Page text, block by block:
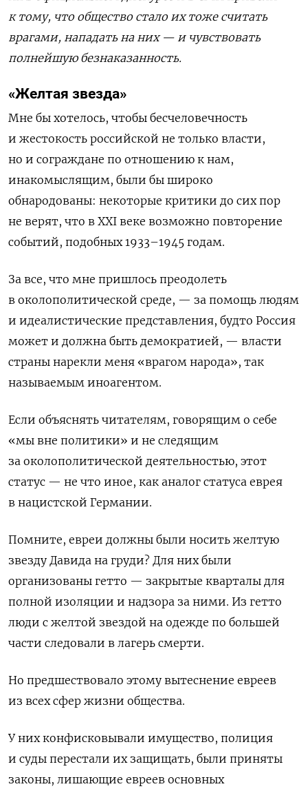
к тому, что общество стало их тоже считать
врагами, нападать на них — и чувствовать
полнейшую безнаказанность.
«Желтая звезда»
Мне бы хотелось, чтобы бесчеловечность
и жестокость российской не только власти,
но и сограждане по отношению к нам,
инакомыслящим, были бы широко
обнародованы: некоторые критики до сих пор
не верят, что в XXI веке возможно повторение
событий, подобных 1933–1945 годам.
За все, что мне пришлось преодолеть
в околополитической среде, — за помощь людям
и идеалистические представления, будто Россия
может и должна быть демократией, — власти
страны нарекли меня «врагом народа», так
называемым иноагентом.
Если объяснять читателям, говорящим о себе
«мы вне политики» и не следящим
за околополитической деятельностью, этот
статус — не что иное, как аналог статуса еврея
в нацистской Германии.
Помните, евреи должны были носить желтую
звезду Давида на груди? Для них были
организованы гетто — закрытые кварталы для
полной изоляции и надзора за ними. Из гетто
люди с желтой звездой на одежде по большей
части следовали в лагерь смерти.
Но предшествовало этому вытеснение евреев
из всех сфер жизни общества.
У них конфисковывали имущество, полиция
и суды перестали их защищать, были приняты
законы, лишающие евреев основных